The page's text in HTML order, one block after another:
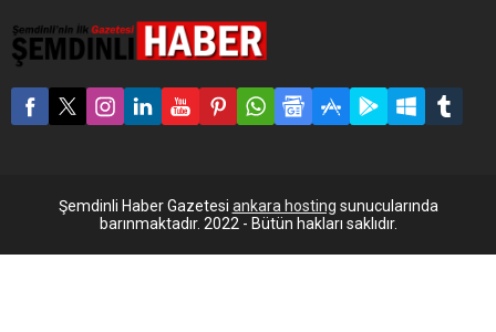
ardından tutuklandı.
İstanbul’da Sabiha Gökçen
Havalimanı’na giden
M.D.A’nın telefon
yazışmalarını gören bir
yazışmalar yaptığını ve
telefonda Abdullah...
Şemdinli Haber Gazetesi ankara hosting sunucularında
barınmaktadır. 2022 - Bütün hakları saklıdır.